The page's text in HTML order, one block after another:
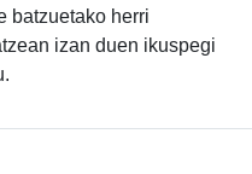
batzuetako herri
izan duen ikuspegi